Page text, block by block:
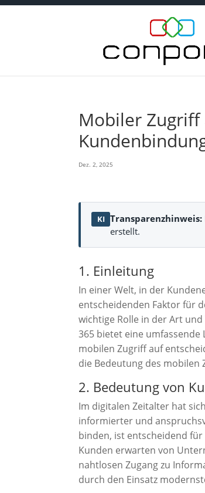
Mobiler
Dez. 2, 2025
KI Transparenzhinweis:
erstellt.
1. Einleitung
In einer Welt, in der
entscheidenden Faktor für
wichtige Rolle in der Art
365 bietet eine
mobilen Zugriff auf
die Bedeutung des
2. Bedeutung von
Im digitalen Zeitalter hat
informierter und
binden, ist entscheidend
Kunden erwarten von
nahtlosen Zugang zu
durch den Einsatz